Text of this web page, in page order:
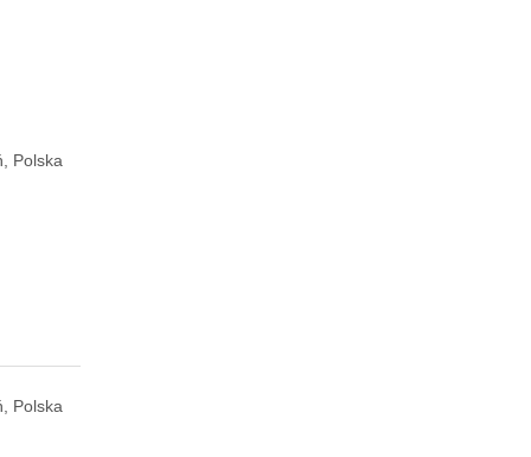
Polska
Polska